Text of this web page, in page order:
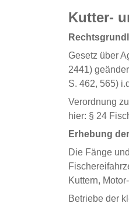
Kutter-
Gesetz über
2441)
S. 462, 565)
Verordnung
hier: § 24
Erhebung
Die Fänge
Kuttern,
Betriebe der